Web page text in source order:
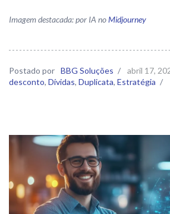
Imagem destacada: por IA noMidjourney
Postado por BBG Soluções / abril 17,
desconto, Dívidas, Duplicata, Estratégia /